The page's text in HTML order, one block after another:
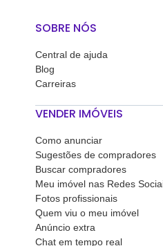
SOBRE NÓS
Central de ajuda
Blog
Carreiras
VENDER IMÓVEIS
Como anunciar
Sugestões de compradores
Buscar compradores
Meu imóvel nas Redes
Fotos profissionais
Quem viu o meu imóvel
Anúncio extra
Chat em tempo real